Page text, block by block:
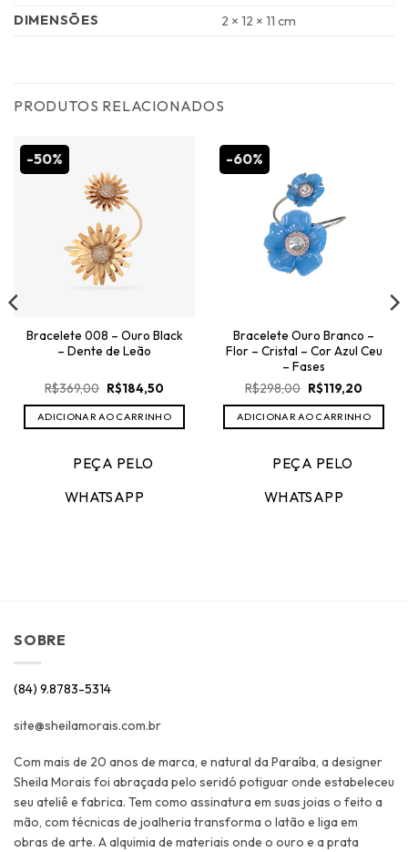
DIMENSÕES
2 × 12 × 11 cm
PRODUTOS RELACIONADOS
-50%
Bracelete 008 – Ouro Black
– Dente de Leão
R$369,00 O
preço
original
era:
R$369,00.
R$184,50O
atual
é:
R$184,50.
ADICIONAR AO CARRINHO
PEÇA PELO
WHATSAPP
-60%
Bracelete Ouro Branco –
Flor – Cristal – Cor Azul Ceu
– Fases
R$298,00 O
preço
original
era:
R$298,00.
R$119,20O
atual
é:
ADICIONAR AO CARRINHO
PEÇA PELO
WHATSAPP
SOBRE
(84) 9.8783-5314
site@sheilamorais.com.br
Com mais de 20 anos de marca, e natural da Paraíba, a designer
Sheila Morais foi abraçada pelo seridó potiguar onde estabeleceu
seu ateliê e fabrica. Tem como assinatura em suas joias o feito a
mão, com técnicas de joalheria transforma o latão e liga em
obras de arte. A alquimia de materiais onde o ouro e a prata